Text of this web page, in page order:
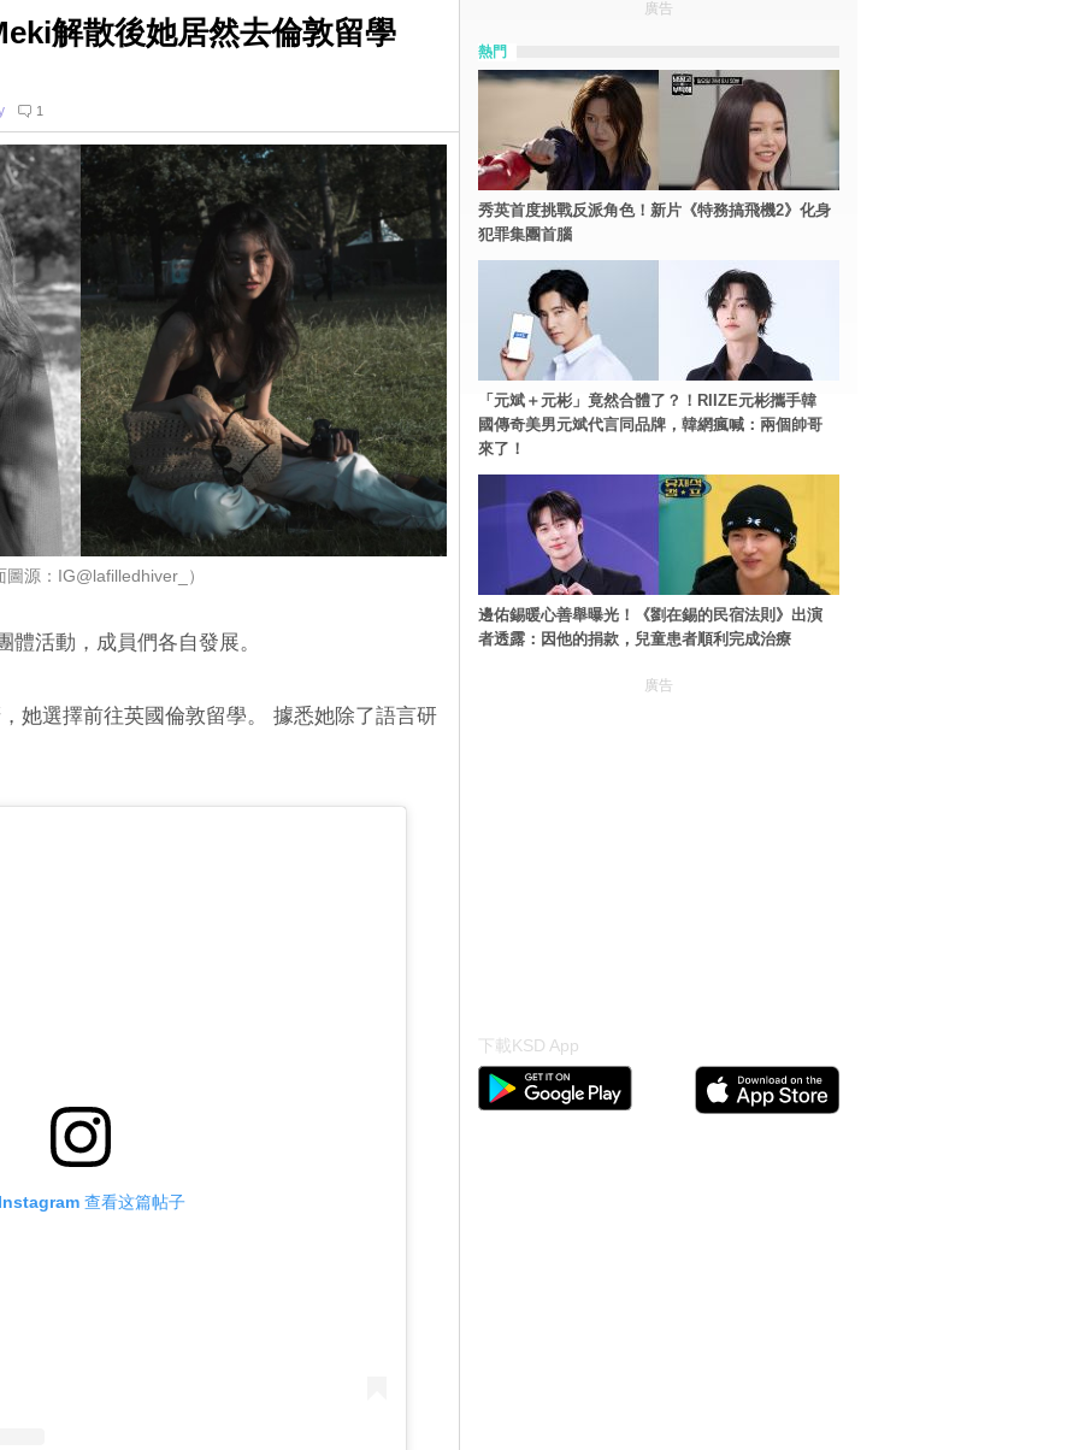
解散後她居然去倫敦留學
1
圖源：IG@lafilledhiver_）
活動，成員們各自發展。
她選擇前往英國倫敦留學。 據悉她除了語言研
查看这篇帖子
廣告
熱門
秀英首度挑戰反派角色！新片《特務搞飛機2》化身
犯罪集團首腦
「元斌＋元彬」竟然合體了？！RIIZE元彬攜手韓
國傳奇美男元斌代言同品牌，韓網瘋喊：兩個帥哥
來了！
邊佑錫暖心善舉曝光！《劉在錫的民宿法則》出演
者透露：因他的捐款，兒童患者順利完成治療
廣告
下載KSD App